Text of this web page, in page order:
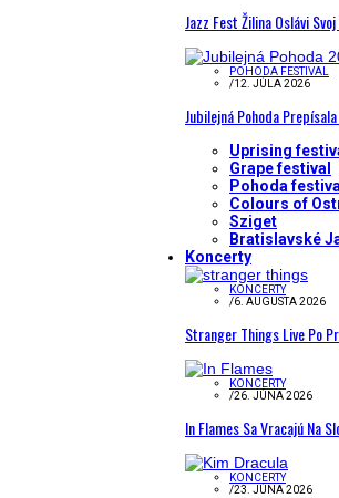
Jazz Fest Žilina Oslávi
POHODA FESTIVAL
/12. JÚLA 2026
Jubilejná Pohoda
Uprising
Grape festival
Pohoda festival
Colours of
Sziget
Bratislavské
Koncerty
KONCERTY
/6. AUGUSTA 2026
Stranger Things Live Po
KONCERTY
/26. JÚNA 2026
In Flames Sa Vracajú Na
KONCERTY
/23. JÚNA 2026